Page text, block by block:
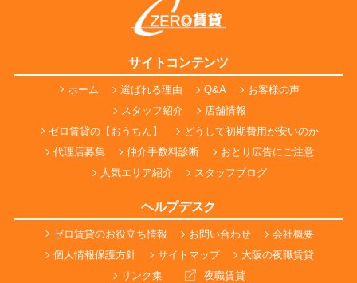
サイトコンテンツ
ホーム 選ばれる理由 Q&A
お客様の声
スタッフ紹介
店舗情報
ゼロ賃貸の【おうちん】
どうして初期費用が安いのか
代理店募集
仲介手数料診断
おとり広告にご注意
人気エリア紹介
スタッフブログ
ヘルプデスク
ゼロ賃貸のお役立ち情報 お問い合わせ
会社概要
個人情報保護方針
サイトマップ
大阪の夜職賃貸
リンク集
夜職賃貸